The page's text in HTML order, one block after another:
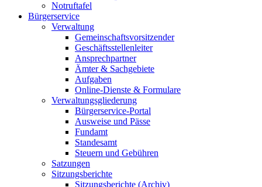
Notruftafel
Bürgerservice
Verwaltung
Gemeinschaftsvorsitzender
Geschäftsstellenleiter
Ansprechpartner
Ämter & Sachgebiete
Aufgaben
Online-Dienste & Formulare
Verwaltungsgliederung
Bürgerservice-Portal
Ausweise und Pässe
Fundamt
Standesamt
Steuern und Gebühren
Satzungen
Sitzungsberichte
Sitzungsberichte (Archiv)